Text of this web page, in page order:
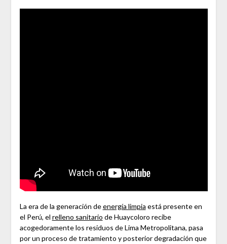
La era de la generación deenergía limpia está presente en
el Perú, el relleno sanitario de Huaycoloro recibe
acogedoramente los residuos de Lima Metropolitana, pasa
por un proceso de tratamiento y posterior degradación que